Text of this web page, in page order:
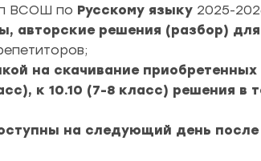
ВСОШ по Русскому языку 2025-
авторские решения (разбор)
на скачивание приобретенных
к 10.10 (7-8 класс) решения в
на следующий день